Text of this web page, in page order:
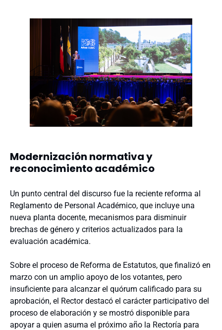
Modernización normativa y
reconocimiento académico
Un punto central del discurso fue la reciente reforma al
Reglamento de Personal Académico, que incluye una
nueva planta docente, mecanismos para disminuir
brechas de género y criterios actualizados para la
evaluación académica.
Sobre el proceso de Reforma de Estatutos, que finalizó en
marzo con un amplio apoyo de los votantes, pero
insuficiente para alcanzar el quórum calificado para su
aprobación, el Rector destacó el carácter participativo del
proceso de elaboración y se mostró disponible para
apoyar a quien asuma el próximo año la Rectoría para